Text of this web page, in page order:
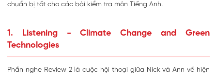
chuẩn bị tốt cho các bài kiểm tra môn Tiếng Anh.
1. Listening - Climate Change and Green
Technologies
Phần nghe Review 2 là cuộc hội thoại giữa Nick và Ann về hiện